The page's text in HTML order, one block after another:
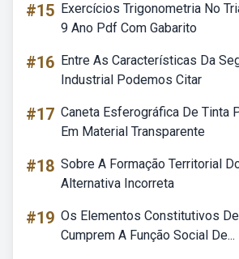
#15 Exercícios Trigonometria No
9 Ano Pdf Com Gabarito
#16 Entre As Características Da
Industrial Podemos Citar
#17 Caneta Esferográfica De Tinta
Em Material Transparente
#18 Sobre A Formação Territorial
Alternativa Incorreta
#19 Os Elementos Constitutivos
Cumprem A Função Social De...